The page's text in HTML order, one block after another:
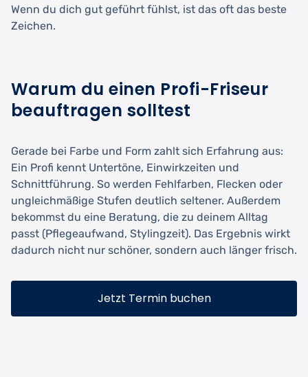
Wenn du dich gut geführt fühlst, ist das oft das beste
Zeichen.
Warum du einen Profi-Friseur
beauftragen solltest
Gerade bei Farbe und Form zahlt sich Erfahrung aus:
Ein Profi kennt Untertöne, Einwirkzeiten und
Schnittführung. So werden Fehlfarben, Flecken oder
ungleichmäßige Stufen deutlich seltener. Außerdem
bekommst du eine Beratung, die zu deinem Alltag
passt (Pflegeaufwand, Stylingzeit). Das Ergebnis wirkt
dadurch nicht nur schöner, sondern auch länger frisch.
Jetzt Termin buchen